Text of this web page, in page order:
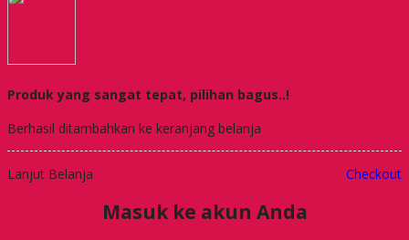
Produk yang sangat tepat, pilihan bagus..!
Berhasil ditambahkan ke keranjang belanja
Lanjut Belanja Checkout
Masuk ke akun Anda